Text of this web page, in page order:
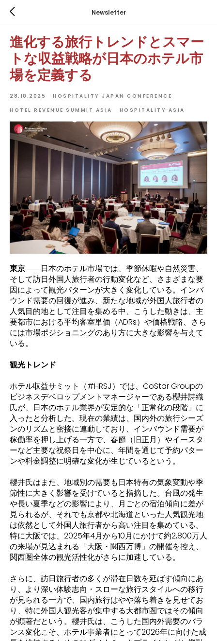
Newsletter
進化する旅行トレンドとスマー
トな収益戦略が日本のホテル市
場を定義する
28.10.2025
HOSPITALITY JAPAN CONFERENCE
HOTEL REVENUE SUMMIT ASIA
HOSPITALITY ASIA
東京――日本のホテル市場では、季節休暇や自然災害、
そして訪日外国人旅行者の行動変化など、さまざまな要
因によって観光パターンが大きく変化している。インバ
ウンド需要の回復が進み、新たな地域が外国人旅行者の
人気目的地として注目を集める中、こうした動きは、主
要都市における平均客室単価（ADRs）や価格戦略、さら
には市場ポジショニングのあり方に大きな影響を与えて
いる。
観光トレンド
ホテル収益サミット（#HRSJ）では、CoStar Groupの
ビジネスデベロップメントマネージャーである櫻井詩織
氏が、日本のホテル業界が安定的な「正常化の段階」に
入ったと分析した。現在の業績は、国内外の旅行シーズ
ンのリズムと密接に連動しており、インバウンド需要が
稼働率を押し上げる一方で、春節（旧正月）やイースタ
ーなど主要な祝祭日を中心に、年間を通じて予約パター
ンや料金調整に明確な変化が生じているという。
櫻井氏はまた、地域別の需要も日本特有の気象変動や季
節性に大きく影響を受けていると指摘した。台風の発生
や長い夏季などの影響により、月ごとの宿泊傾向に差が
見られるが、それでも京都や北海道といった人気観光地
は依然として外国人旅行者から高い注目を集めている。
特に大阪では、2025年4月から10月にかけて約2,800万人
の来場が見込まれる「大阪・関西万博」の開催を控え、
関西圏全体の観光活性化がさらに加速している。
さらに、訪日旅行者の多くが滞在日数を延ばす傾向にあ
り、より深い体験志向・スローな旅行スタイルへの移行
が見られる一方で、国内旅行はやや落ち着きを見せてお
り、特に外国人観光客が集中する大都市圏ではその傾向
が顕著だという。櫻井氏は、こうした国内外需要のバラ
ンス変化こそ、ホテル事業者にとって2026年に向けた成